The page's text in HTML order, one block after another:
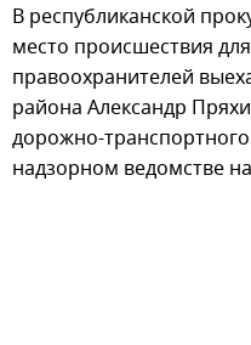
В республиканской
место происшествия
правоохранителей
района Александр
дорожно-
надзорном ведомстве